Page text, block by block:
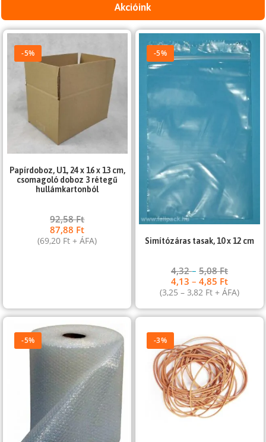
Akcióink
-5%
Papírdoboz, U1, 24 x 16 x 13 cm,
csomagoló doboz 3 rétegű
hullámkartonból
92,58Ft
87,88 Ft
(69,20 Ft + ÁFA)
-5%
Simítózáras tasak, 10 x 12 cm
4,32–5,08Ft
4,13–4,85 Ft
(3,25–3,82 Ft + ÁFA)
-5% -3%